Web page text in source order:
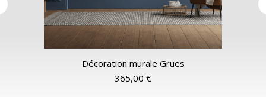
Décoration murale Grues
365,00 €